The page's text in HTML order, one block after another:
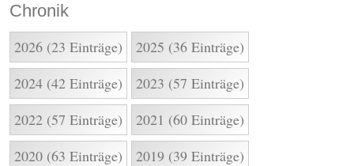
Chronik
2026 (23 Einträge)
2025 (36 Einträge)
2024 (42 Einträge)
2023 (57 Einträge)
2022 (57 Einträge)
2021 (60 Einträge)
2020 (63 Einträge)
2019 (39 Einträge)